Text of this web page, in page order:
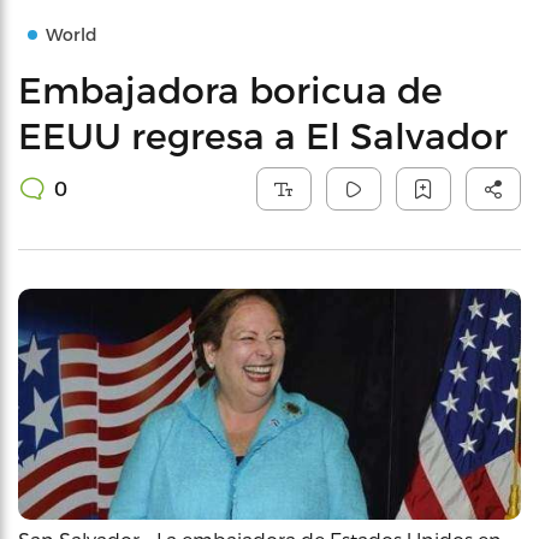
World
Embajadora boricua de
EEUU regresa a El Salvador
0